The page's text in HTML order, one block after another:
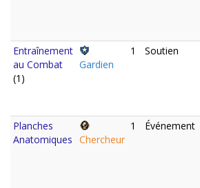
Entraînement
au Combat
(1)
Gardien
1 Soutien
Planches
Anatomiques Chercheur
1 Événement